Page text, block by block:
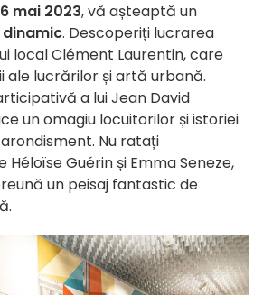
mai 2023, vă așteaptă un
. Descoperiți lucrarea
local Clément Laurentin, care
lucrărilor și artă urbană.
a lui Jean David
un omagiu locuitorilor și istoriei
Nu ratați
Guérin și Emma Seneze,
un peisaj fantastic de